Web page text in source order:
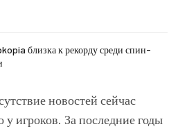
близка к рекорду среди спин-
новостей сейчас
у игроков. За последние годы